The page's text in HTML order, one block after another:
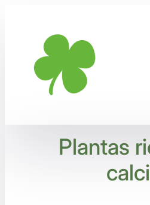
contenido
Plantas